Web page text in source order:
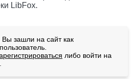
LibFox.
зашли на сайт как
либо войти на